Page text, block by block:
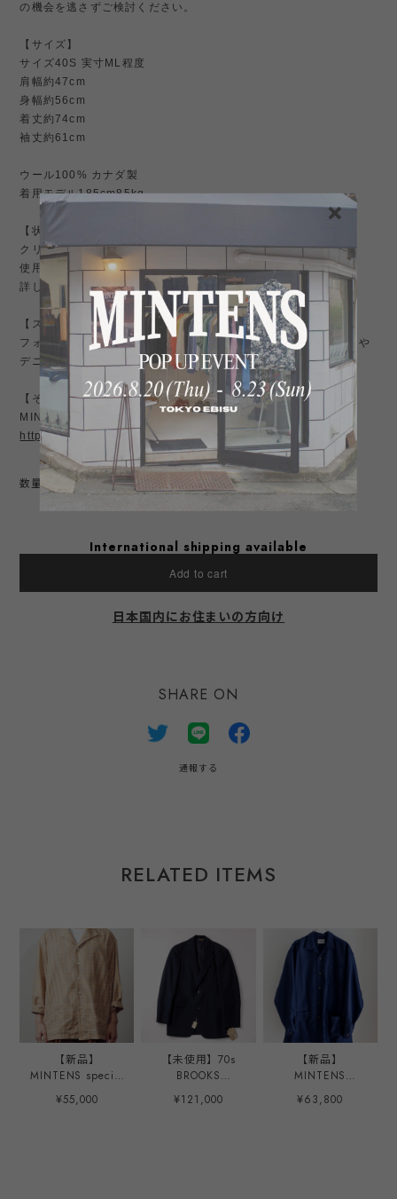
の機会を逃さずご検討ください。
【サイズ】
サイズ40S 実寸ML程度
肩幅約47cm
身幅約56cm
着丈約74cm
袖丈約61cm
ウール100% カナダ製
着用モデル185cm85kg
【状態】
クリーニング済み。ミントコンディション。
使用感は少なく目立つ傷汚れはありません。
詳しくは写真をご確認下さい。
【スタイル】
フォーマル合わせでも素敵ですが、サラッと羽織ってスラックスや
デニム、ミリタリー パンツなどに合わせるのも抜群。
【その他】
MINTENSお勧め商品はこちら↓
https://shop.mintens-tokyo.com/categories/3774631
数量
International shipping available
Add to cart
日本国内にお住まいの方向け
SHARE ON
通報する
RELATED ITEMS
【新品】
MINTENS special
jacket made in
Scotland fabrics
¥55,000
【未使用】70s
BROOKS
BROTHERS wool
Navy blazer made
¥121,000
【新品】
MINTENS
Vintage Loro
Piana made in
¥63,800